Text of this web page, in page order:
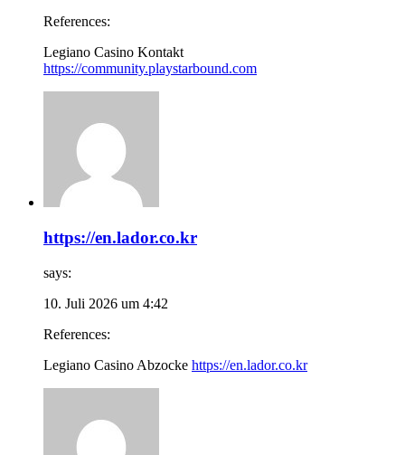
References:
Legiano Casino Kontakt
https://community.playstarbound.com
https://en.lador.co.kr
says:
10. Juli 2026 um 4:42
References:
Legiano Casino Abzocke https://en.lador.co.kr